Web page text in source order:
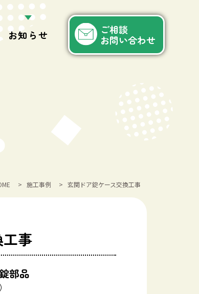
お知らせ
ご相談
お問い合わせ
> 施工事例 > 玄関ドア錠ケース交換工事
事
部品